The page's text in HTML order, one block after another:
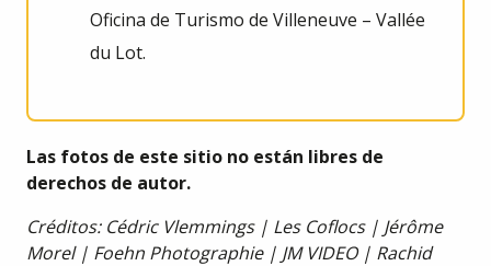
Oficina de Turismo de Villeneuve – Vallée
du Lot.
Las fotos de este sitio no están libres de
derechos de autor.
Créditos: Cédric Vlemmings | Les Coflocs | Jérôme
Morel | Foehn Photographie | JM VIDEO | Rachid